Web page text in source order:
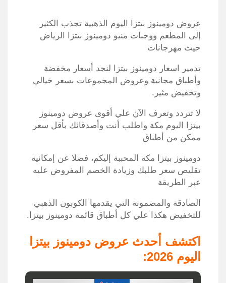
عروض دومينوز بيتزا اليوم الذهبية تجذب الكثير
إلى المطعم ووجبات منيو دومينوز بيتزا الرياض
حيث مهرجانات
تدمير اسعار دومينوز بيتزا لنجد أسعار مخفضة
وأطباق مجانية وعروض المجموعات بسعر خيالي
وتخفيض مثير.
لا تتردد وتعرف الآن علي أقوى عروض دومينوز
بيتزا اليوم مكة واطلب أنت وأصدقائك بأقل سعر
ممكن من أطباق
دومينوز بيتزا مكة المحببة إليكم، فضلا عن إمكانية
تقليص سعر طلبك وزيادة الخصم المفروض عليه
عبر الطريقة
الصادقة والمضمونة التي يقدمها الكوبون الذهبي
للتخفيض هكذا علي كل أطباق قائمة دومينوز بيتزا.
اكتشف أحدث عروض دومينوز بيتزا
اليوم 2026: